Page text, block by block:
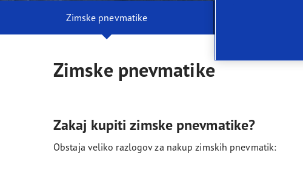
Zimske pnevmatike
Zimske pnevmatike
Zakaj kupiti zimske pnevmatike?
Obstaja veliko razlogov za nakup zimskih pnevmatik: